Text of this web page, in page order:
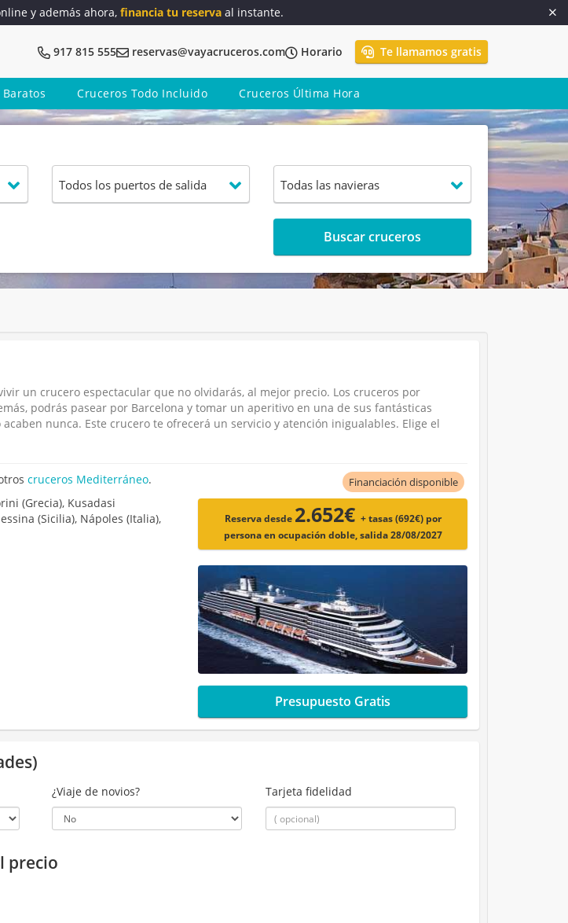
y además ahora, financia tu reservaal instante.
917 815 555 reservas@vayacruceros.com Horario Te llamamos gratis
Cruceros Todo Incluido Cruceros Última Hora
Buscar cruceros
un crucero espectacular que no olvidarás, al mejor precio. Los cruceros por
podrás pasear por Barcelona y tomar un aperitivo en una de sus fantásticas
nunca. Este crucero te ofrecerá un servicio y atención inigualables. Elige el
cruceros Mediterráneo.
(Grecia), Kusadasi
(Sicilia), Nápoles (Italia),
Financiación disponible
Reserva desde 2.652€ + tasas (692€) por
persona en ocupación doble, salida 28/08/2027
Presupuesto Gratis
¿Viaje de novios? Tarjeta fidelidad
precio